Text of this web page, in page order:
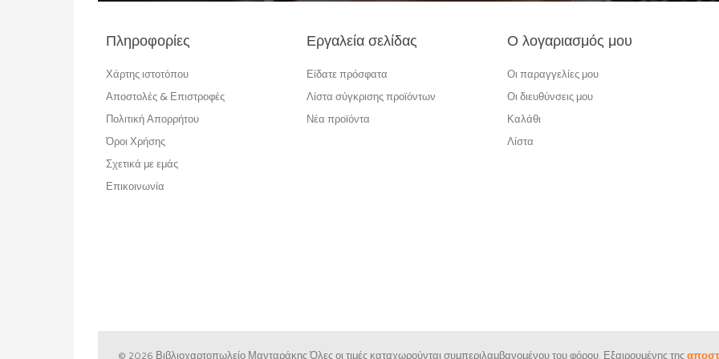
Πληροφορίες
Χάρτης ιστοτόπου
Αποστολές & Επιστροφές
Πολιτική Απορρήτου
Όροι Χρήσης
Σχετικά με εμάς
Επικοινωνία
Εργαλεία σελίδας
Είδατε πρόσφατα
Λίστα σύγκρισης προϊόντων
Νέα προϊόντα
Ο λογαριασμός μου
Οι παραγγελίες μου
Οι διευθύνσεις μου
Καλάθι
Λίστα
© 2026 Βιβλιοχαρτοπωλείο Μανταράκης Όλες οι τιμές καταχωρούνται συμπεριλαμβανομένου του φόρου. Εξαιρουμένης της